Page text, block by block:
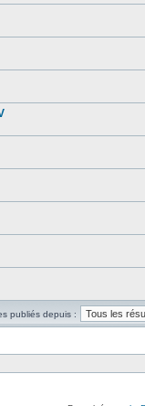
publiés depuis :